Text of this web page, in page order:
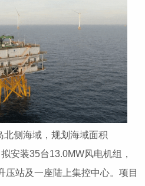
侧海域，规划海域面积
安装35台13.0MW风电机组，
压站及一座陆上集控中心。项目